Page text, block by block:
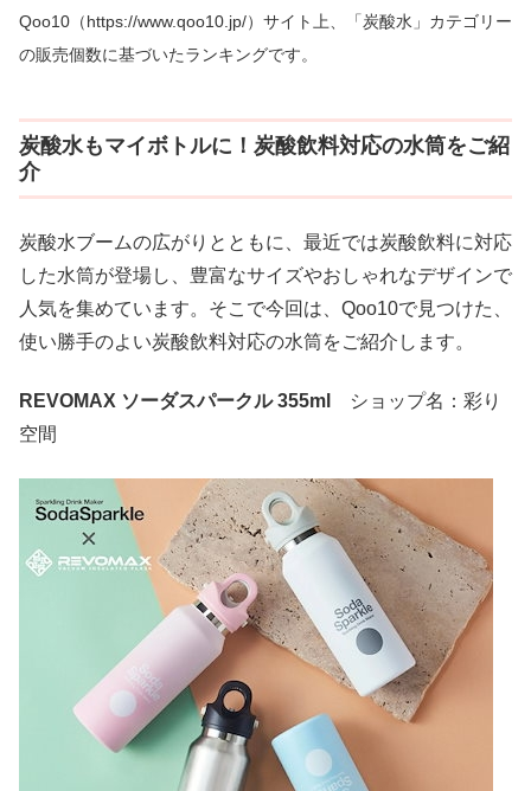
Qoo10（https://www.qoo10.jp/）サイト上、「炭酸水」カテゴリー
の販売個数に基づいたランキングです。
炭酸水もマイボトルに！炭酸飲料対応の水筒をご紹
介
炭酸水ブームの広がりとともに、最近では炭酸飲料に対応
した水筒が登場し、豊富なサイズやおしゃれなデザインで
人気を集めています。そこで今回は、Qoo10で見つけた、
使い勝手のよい炭酸飲料対応の水筒をご紹介します。
REVOMAX ソーダスパークル 355ml
ショップ名：彩り
空間